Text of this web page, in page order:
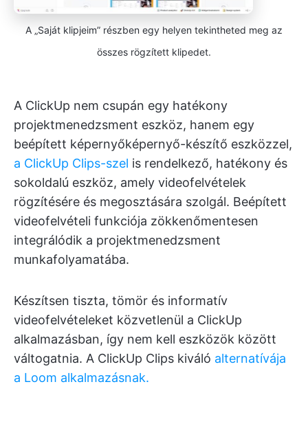
A „Saját klipjeim” részben egy helyen tekintheted meg az
összes rögzített klipedet.
A ClickUp nem csupán egy hatékony
projektmenedzsment eszköz, hanem egy
beépített képernyőképernyő-készítő eszközzel,
a ClickUp Clips-szel is rendelkező, hatékony és
sokoldalú eszköz, amely videofelvételek
rögzítésére és megosztására szolgál. Beépített
videofelvételi funkciója zökkenőmentesen
integrálódik a projektmenedzsment
munkafolyamatába.
Készítsen tiszta, tömör és informatív
videofelvételeket közvetlenül a ClickUp
alkalmazásban, így nem kell eszközök között
váltogatnia. A ClickUp Clips kiváló alternatívája
a Loom alkalmazásnak.